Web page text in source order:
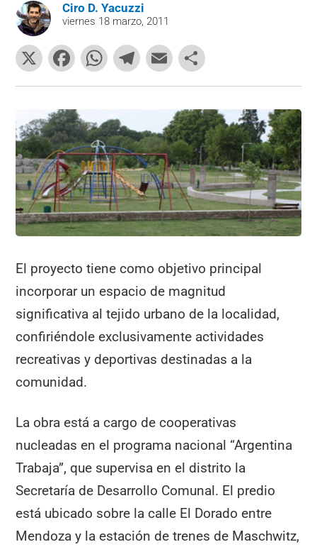
Ciro D. Yacuzzi
viernes 18 marzo, 2011
X
F
a
e
b
o
o
k
W
h
s
A
p
p
T
el
gr
a
m
E
m
ai
l
o
m
p
ar
tir
El proyecto tiene como objetivo principal
incorporar un espacio de magnitud
significativa al tejido urbano de la localidad,
confiriéndole exclusivamente actividades
recreativas y deportivas destinadas a la
comunidad.
La obra está a cargo de cooperativas
nucleadas en el programa nacional “Argentina
Trabaja”, que supervisa en el distrito la
Secretaría de Desarrollo Comunal. El predio
está ubicado sobre la calle El Dorado entre
Mendoza y la estación de trenes de Maschwitz,